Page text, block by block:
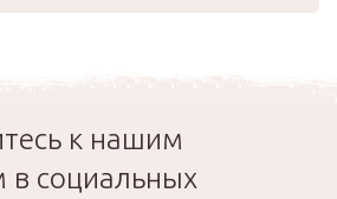
к нашим
в социальных